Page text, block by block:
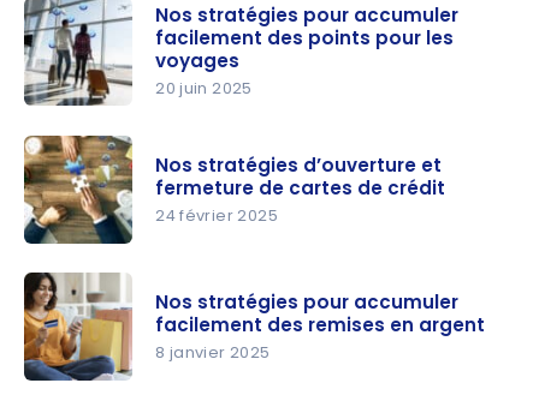
stratégies
pour
accumuler
facilement
des points
pour les
voyages
Nos stratégies pour accumuler
facilement des points pour les
voyages
20 juin 2025
stratégies
d’ouvertur
e et
fermeture
Nos stratégies d’ouverture et
fermeture de cartes de crédit
24 février 2025
Nos stratégies pour accumuler
facilement des remises en argent
8 janvier 2025